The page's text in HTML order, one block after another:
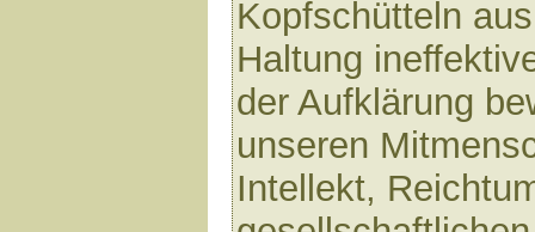
Kopfschütteln
Haltung
der Aufklärung
unseren
Intellekt,